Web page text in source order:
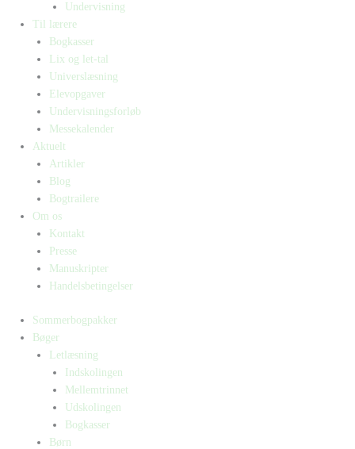
Undervisning
Til lærere
Bogkasser
Lix og let-tal
Universlæsning
Elevopgaver
Undervisningsforløb
Messekalender
Aktuelt
Artikler
Blog
Bogtrailere
Om os
Kontakt
Presse
Manuskripter
Handelsbetingelser
Sommerbogpakker
Bøger
Letlæsning
Indskolingen
Mellemtrinnet
Udskolingen
Bogkasser
Børn